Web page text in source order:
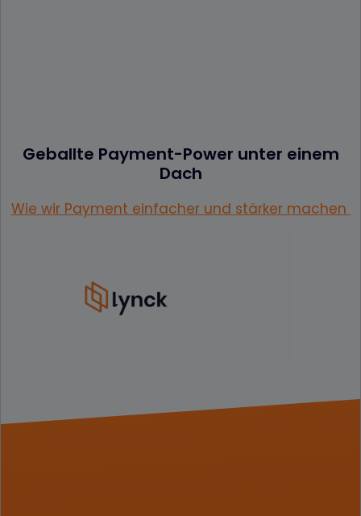
Geballte Payment-Power unter einem
Dach
Wie wir Payment einfacher und stärker machen